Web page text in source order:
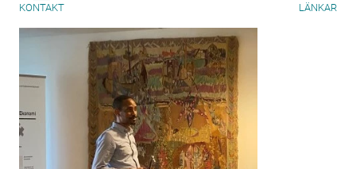
KONTAKT LÄNKAR